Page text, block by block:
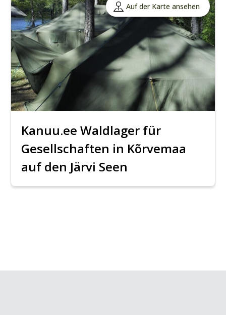
Auf der Karte ansehen
Kanuu.ee Waldlager für
Gesellschaften in Kõrvemaa
auf den Järvi Seen